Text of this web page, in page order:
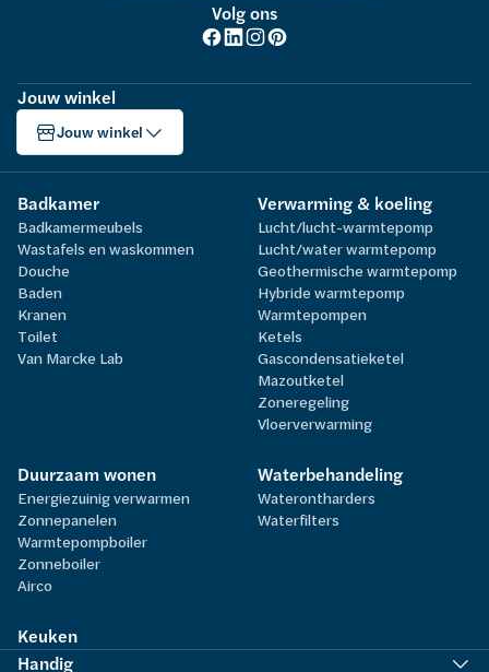
Volg ons
Jouw winkel
Jouw winkel
Badkamer
Badkamermeubels
Wastafels en waskommen
Douche
Baden
Kranen
Toilet
Van Marcke Lab
Verwarming & koeling
Lucht/lucht-warmtepomp
Lucht/water warmtepomp
Geothermische warmtepomp
Hybride warmtepomp
Warmtepompen
Ketels
Gascondensatieketel
Mazoutketel
Zoneregeling
Vloerverwarming
Duurzaam wonen
Energiezuinig verwarmen
Zonnepanelen
Warmtepompboiler
Zonneboiler
Airco
Waterbehandeling
Waterontharders
Waterfilters
Keuken
Handig